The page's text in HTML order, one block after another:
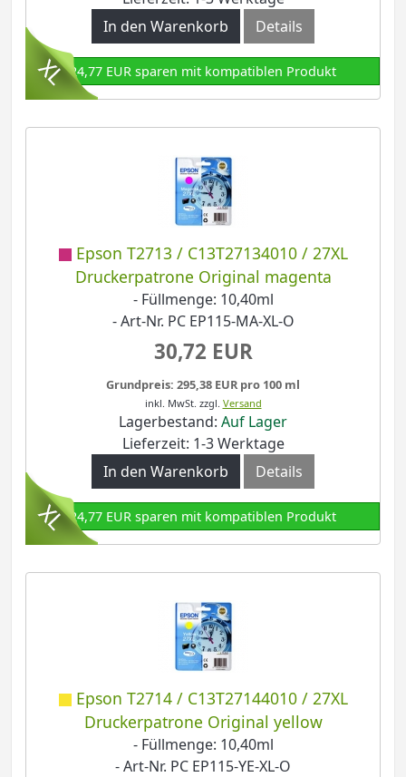
In den Warenkorb
Details
24,77 EUR sparen mit kompatiblen Produkt
Epson T2713 / C13T27134010 / 27XL
Druckerpatrone Original magenta
- Füllmenge: 10,40ml
- Art-Nr. PC EP115-MA-XL-O
30,72 EUR
Grundpreis: 295,38 EUR pro 100 ml
inkl. MwSt. zzgl. Versand
Lagerbestand: Auf Lager
Lieferzeit: 1-3 Werktage
In den Warenkorb
Details
24,77 EUR sparen mit kompatiblen Produkt
Epson T2714 / C13T27144010 / 27XL
Druckerpatrone Original yellow
- Füllmenge: 10,40ml
- Art-Nr. PC EP115-YE-XL-O